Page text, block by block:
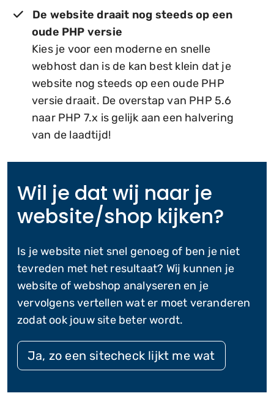
De website draait nog steeds op een
oude PHP versie
Kies je voor een moderne en snelle
webhost dan is de kan best klein dat je
website nog steeds op een oude PHP
versie draait. De overstap van PHP 5.6
naar PHP 7.x is gelijk aan een halvering
van de laadtijd!
Wil je dat wij naar je
website/shop kijken?
Is je website niet snel genoeg of ben je niet
tevreden met het resultaat? Wij kunnen je
website of webshop analyseren en je
vervolgens vertellen wat er moet veranderen
zodat ook jouw site beter wordt.
Ja, zo een sitecheck lijkt me wat